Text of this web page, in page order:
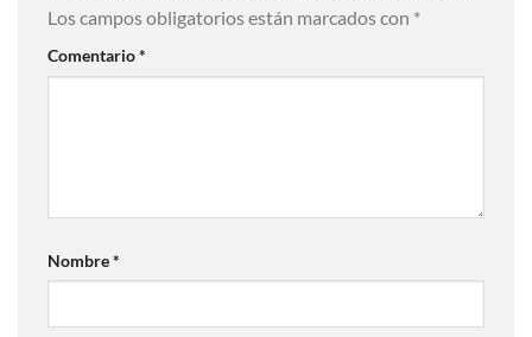
Los campos obligatorios están marcados con *
Comentario*
Nombre*